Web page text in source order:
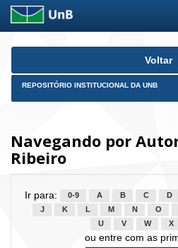
Skip
Voltar
REPOSITÓRIO INSTITUCIONAL DA UNB
Navegando por
Ribeiro
Ir para: 0-9 A B C D
J
K L M N O
U
V W X
ou entre com as